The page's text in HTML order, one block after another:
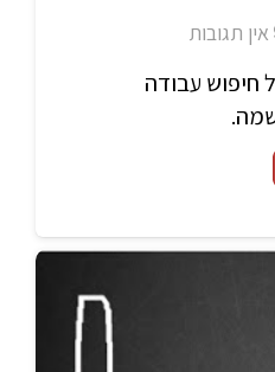
אין תגובות
חיפוש עבודה